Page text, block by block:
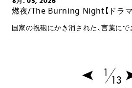
燃夜/The Burning Night【ドラマ
国家の祝砲にかき消された、言葉に
1
13